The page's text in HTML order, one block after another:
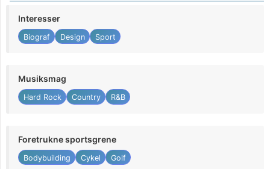
Interesser
Biograf Design Sport
Musiksmag
Hard Rock Country R&B
Foretrukne sportsgrene
Bodybuilding Cykel Golf